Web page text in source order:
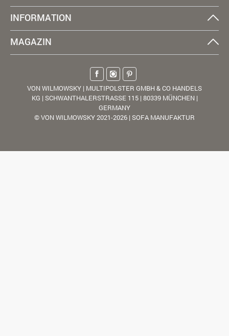
INFORMATION
MAGAZIN
VON WILMOWSKY | MULTIPOLSTER GMBH & CO HANDELS
KG | SCHWANTHALERSTRASSE 115 | 80339 MÜNCHEN |
GERMANY
© VON WILMOWSKY 2021-2026 | SOFA MANUFAKTUR